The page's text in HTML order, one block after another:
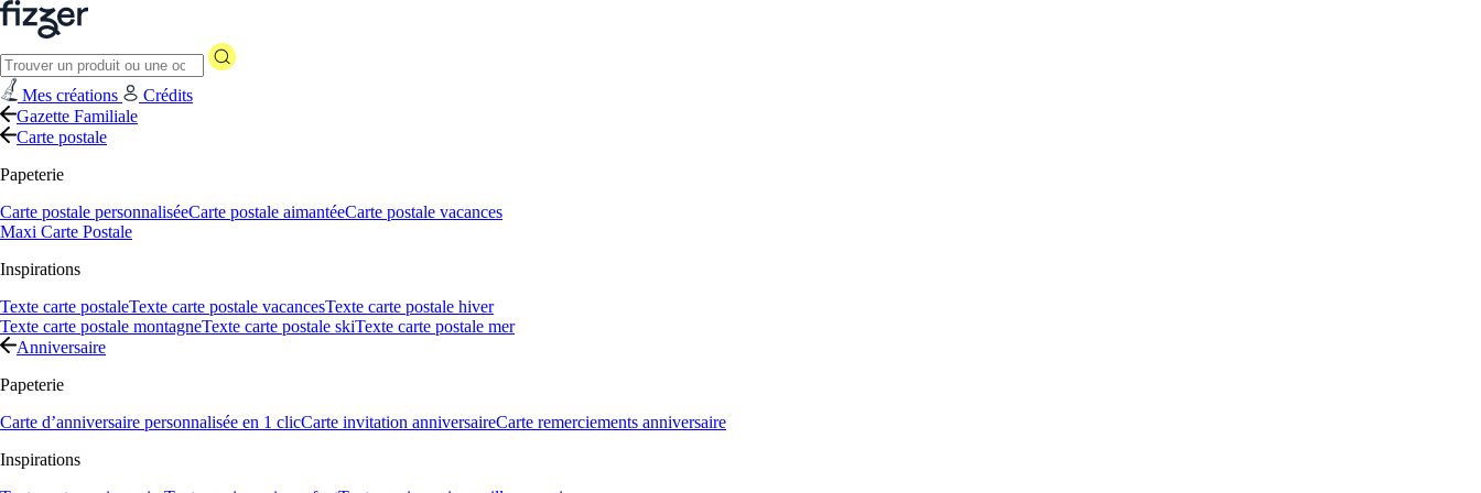
Mes créations
Crédits
Gazette Familiale
Carte postale
Papeterie
Carte postale personnaliséeCarte postale aimantéeCarte postale vacances
Maxi Carte Postale
Inspirations
Texte carte postaleTexte carte postale vacancesTexte carte postale hiver
Texte carte postale montagneTexte carte postale skiTexte carte postale mer
Anniversaire
Papeterie
Carte d’anniversaire personnalisée en 1 clicCarte invitation anniversaireCarte remerciements anniversaire
Inspirations